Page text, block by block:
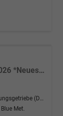
R-Line 1.5 eTSI 150PS/110kW DSG7 2026 *Neues Modell* +AHK+PARK ASSIST PLUS+18"ALU
Doppelkupplungsgetriebe (DSG)
Met.